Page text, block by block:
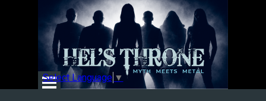
Direkt zum Seiteninhalt
Select Language ▼
Menü überspringen